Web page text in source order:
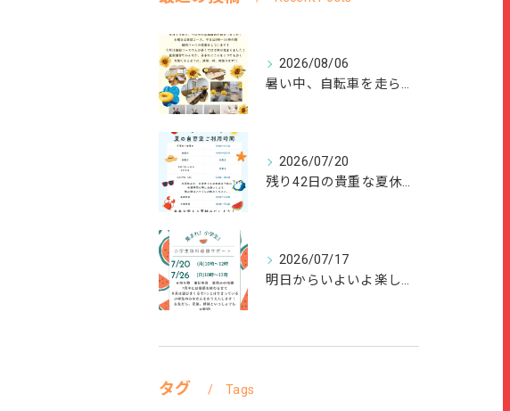
2026/08/06
暑い中、自転車を走らせて、または、ご家族のご協力のもと、夏休...
2026/07/20
残り42日の貴重な夏休みを、
2026/07/17
明日からいよいよ楽しい夏休みが始まりますね🌻
タグ Tags